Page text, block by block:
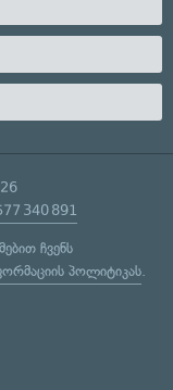
340 891
ჩვენს
პოლიტიკას.